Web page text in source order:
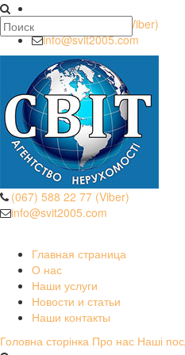
(067) 588 22 77 (Viber)
info@svit2005.com
(067) 588 22 77 (Viber)
info@svit2005.com
Главная страница
О нас
Наши услуги
Новости и статьи
Наши контакты
Головна сторінка Про нас Наші